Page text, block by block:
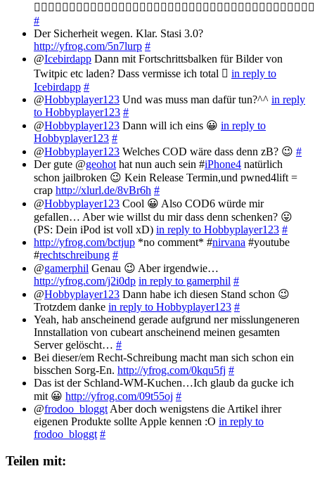
#
Der Sicherheit wegen. Klar. Stasi 3.0?
http://yfrog.com/5n7lurp #
@Icebirdapp Dann mit Fortschrittsbalken für Bilder von
Twitpic etc laden? Dass vermisse ich total  in reply to
Icebirdapp #
@Hobbyplayer123 Und was muss man dafür tun?^^ in reply
to Hobbyplayer123 #
@Hobbyplayer123 Dann will ich eins 😀 in reply to
Hobbyplayer123 #
@Hobbyplayer123 Welches COD wäre dass denn zB? 😉 #
Der gute @geohot hat nun auch sein #iPhone4 natürlich
schon jailbroken 😉 Kein Release Termin,und pwned4lift =
crap http://xlurl.de/8vBr6h #
@Hobbyplayer123 Cool 😀 Also COD6 würde mir
gefallen… Aber wie willst du mir dass denn schenken? 😛
(PS: Dein iPod ist voll xD) in reply to Hobbyplayer123 #
http://yfrog.com/bctjup *no comment* #nirvana #youtube
#rechtschreibung #
@gamerphil Genau 😉 Aber irgendwie…
http://yfrog.com/j2i0dp in reply to gamerphil #
@Hobbyplayer123 Dann habe ich diesen Stand schon 😉
Trotzdem danke in reply to Hobbyplayer123 #
Yeah, hab anscheinend gerade aufgrund ner misslungeneren
Innstallation von cubeart anscheinend meinen gesamten
Server gelöscht… #
Bei dieser/em Recht-Schreibung macht man sich schon ein
bisschen Sorg-En. http://yfrog.com/0kqu5fj #
Das ist der Schland-WM-Kuchen…Ich glaub da gucke ich
mit 😀 http://yfrog.com/09t55oj #
@frodoo_bloggt Aber doch wenigstens die Artikel ihrer
eigenen Produkte sollte Apple kennen :O in reply to
frodoo_bloggt #
Teilen mit: